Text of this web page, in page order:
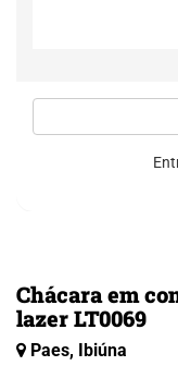
Chácara em
lazer LT0069
Paes, Ibiúna